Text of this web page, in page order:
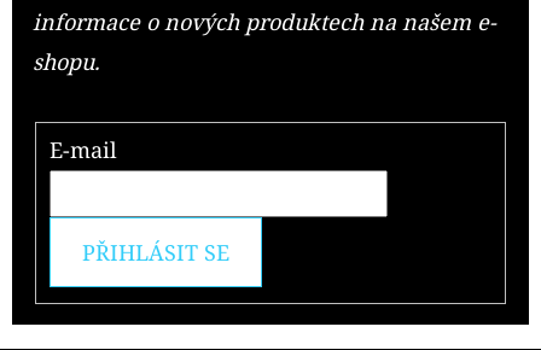
informace o nových produktech na našem e-
shopu.
E-mail
PŘIHLÁSIT SE